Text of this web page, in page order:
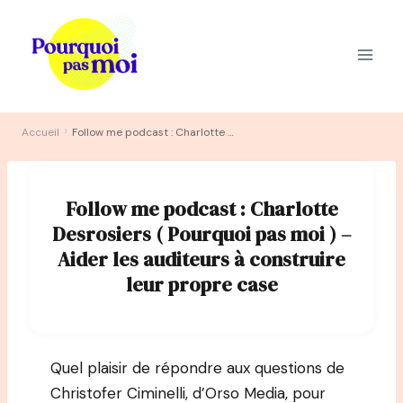
contenu
Accueil › Follow me podcast : Charlotte Desrosiers ( Pourquoi pas moi ) – Aider les auditeurs à construire leur propre case
Follow me podcast : Charlotte
Desrosiers ( Pourquoi pas moi ) –
Aider les auditeurs à construire
leur propre case
Quel plaisir de répondre aux questions de
Christofer Ciminelli, d’Orso Media, pour